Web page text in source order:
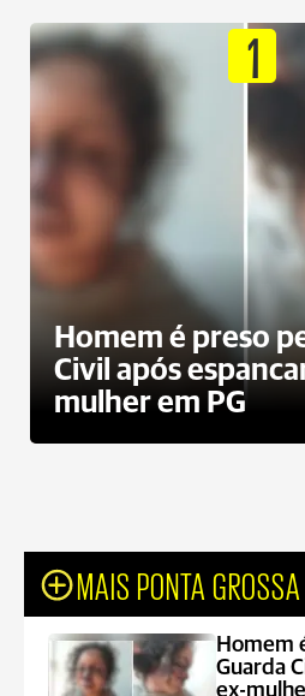
1
Homem é preso
Civil após
mulher em PG
MAIS PONTA GROSSA
Homem
Guarda
ex-